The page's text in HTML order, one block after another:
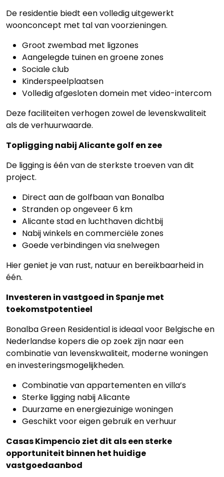
Home
Lopende
projecten
Alle
Panden
Over
ons
Ons
team
Ons
kantoor
Onze
werkwijze
Contacteer
ons
Blog
De residentie biedt een volledig uitgewerkt
woonconcept met tal van voorzieningen.
Groot zwembad met ligzones
Aangelegde tuinen en groene zones
Sociale club
Kinderspeelplaatsen
Volledig afgesloten domein met video-intercom
Deze faciliteiten verhogen zowel de levenskwaliteit
als de verhuurwaarde.
Topligging nabij Alicante golf en zee
De ligging is één van de sterkste troeven van dit
project.
Direct aan de golfbaan van Bonalba
Stranden op ongeveer 6 km
Alicante stad en luchthaven dichtbij
Nabij winkels en commerciële zones
Goede verbindingen via snelwegen
Hier geniet je van rust, natuur en bereikbaarheid in
één.
Investeren in vastgoed in Spanje met
toekomstpotentieel
Bonalba Green Residential is ideaal voor Belgische en
Nederlandse kopers die op zoek zijn naar een
combinatie van levenskwaliteit, moderne woningen
en investeringsmogelijkheden.
Combinatie van appartementen en villa’s
Sterke ligging nabij Alicante
Duurzame en energiezuinige woningen
Geschikt voor eigen gebruik en verhuur
Casas Kimpencio ziet dit als een sterke
opportuniteit binnen het huidige
vastgoedaanbod